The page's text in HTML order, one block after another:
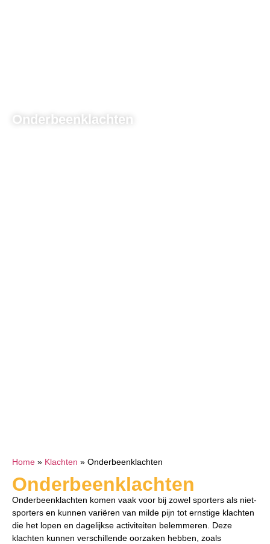
Onderbeenklachten
Home » Klachten » Onderbeenklachten
Onderbeenklachten
Onderbeenklachten komen vaak voor bij zowel sporters als niet-
sporters en kunnen variëren van milde pijn tot ernstige klachten
die het lopen en dagelijkse activiteiten belemmeren. Deze
klachten kunnen verschillende oorzaken hebben, zoals